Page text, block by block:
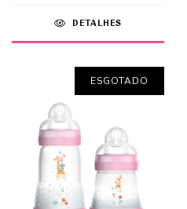
DETALHES
ESGOTADO